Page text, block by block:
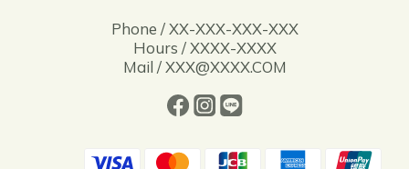
Phone / XX-XXX-XXX-XXX
Hours / XXXX-XXXX
Mail / XXX@XXXX.COM